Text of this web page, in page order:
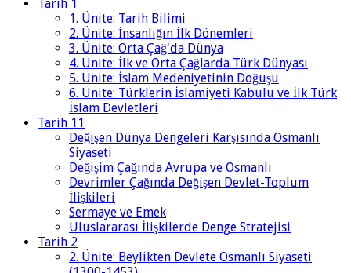
Tarih 1
1. Ünite: Tarih Bilimi
2. Ünite: İnsanlığın İlk Dönemleri
3. Ünite: Orta Çağ'da Dünya
4. Ünite: İlk ve Orta Çağlarda Türk Dünyası
5. Ünite: İslam Medeniyetinin Doğuşu
6. Ünite: Türklerin İslamiyeti Kabulu ve İlk Türk
İslam Devletleri
Tarih 11
Değişen Dünya Dengeleri Karşısında Osmanlı
Siyaseti
Değişim Çağında Avrupa ve Osmanlı
Devrimler Çağında Değişen Devlet-Toplum
İlişkileri
Sermaye ve Emek
Uluslararası İlişkilerde Denge Stratejisi
Tarih 2
2. Ünite: Beylikten Devlete Osmanlı Siyaseti